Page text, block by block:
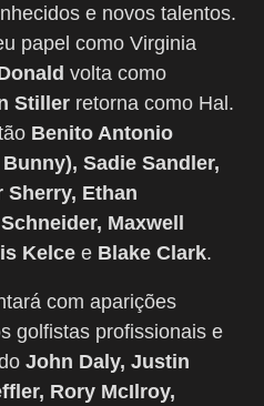
e novos talentos.
papel como Virginia
volta como
Stiller retorna como Hal.
Benito Antonio
Sadie Sandler,
Sherry, Ethan
Maxwell
Kelce e Blake Clark.
com aparições
golfistas profissionais e
John Daly, Justin
Rory McIlroy,